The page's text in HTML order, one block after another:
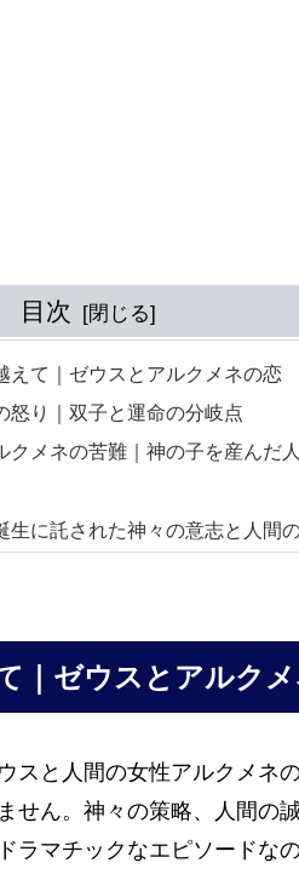
目次
えて｜ゼウスとアルクメネの恋
怒り｜双子と運命の分岐点
クメネの苦難｜神の子を産んだ
生に託された神々の意志と人間
｜ゼウスとアルク
と人間の女性アルクメネ
せん。神々の策略、人間の
マチックなエピソードなの